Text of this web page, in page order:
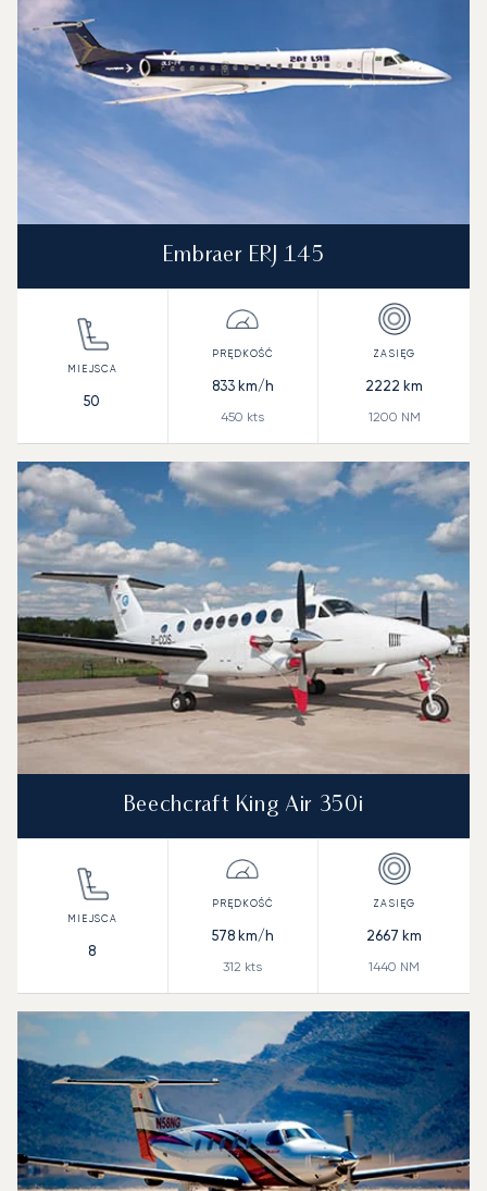
Embraer ERJ 145
50
833km/h
450 kts
2222 km
1200 NM
Beechcraft King Air 350i
8
578km/h
312 kts
2667 km
1440 NM